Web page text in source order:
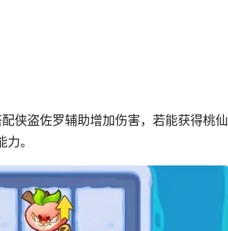
侠盗佐罗辅助增加伤害，若能获得桃仙
。